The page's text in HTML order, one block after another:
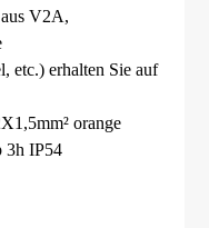
V2A,
etc.) erhalten Sie auf
orange
3h IP54